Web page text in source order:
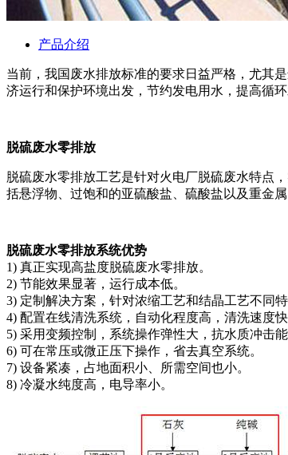
产品介绍
当前，我国废水排放标准的要求日益严格，尤其
济运行和保护环境出发，节约发电用水，提高循
脱硫废水零排放
脱硫废水零排放工艺是针对火电厂脱硫废水特点
括悬浮物、过饱和的亚硫酸盐、硫酸盐以及重金
脱硫废水零排放系统优势
1) 真正实现高盐度脱硫废水零排放。
2) 节能效果显著，运行成本低。
3) 定制解决方案，针对浓缩工艺和结晶工艺不同
4) 配置在线清洗系统，自动化程度高，清洗速度快
5) 采用变频控制，系统操作弹性大，抗水质冲击能
6) 可在常压或微正压下操作，省去真空系统。
7) 设备紧凑，占地面积小、所需空间也小。
8) 冷凝水纯度高，电导率小。